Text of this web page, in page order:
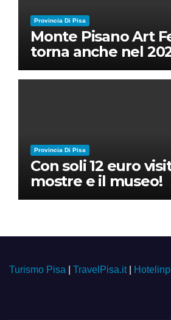
Provincia Di Pisa
Monte Pisano Art
torna anche nel
Provincia Di Pisa
Con soli 12 euro
mostre e il museo!
Turismo Pisa TravelPisa.it|